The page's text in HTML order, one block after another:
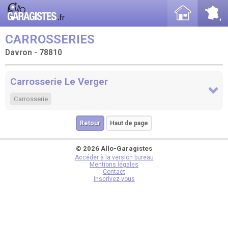
CARROSSERIES
Davron - 78810
Carrosserie Le Verger
Carrosserie
Retour Haut de page
© 2026 Allo-Garagistes
Accéder à la version bureau
Mentions légales
Contact
Inscrivez-vous